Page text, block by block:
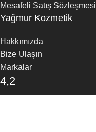
Mesafeli Satış Sözleşmesi
Yağmur Kozmetik
Hakkımızda
Bize Ulaşın
Markalar
4,2